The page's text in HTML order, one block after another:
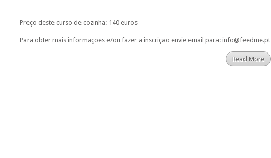
Preço deste curso de cozinha: 140 euros
Para obter mais informações e/ou fazer a inscrição envie email para: info@feedme.pt
Read More